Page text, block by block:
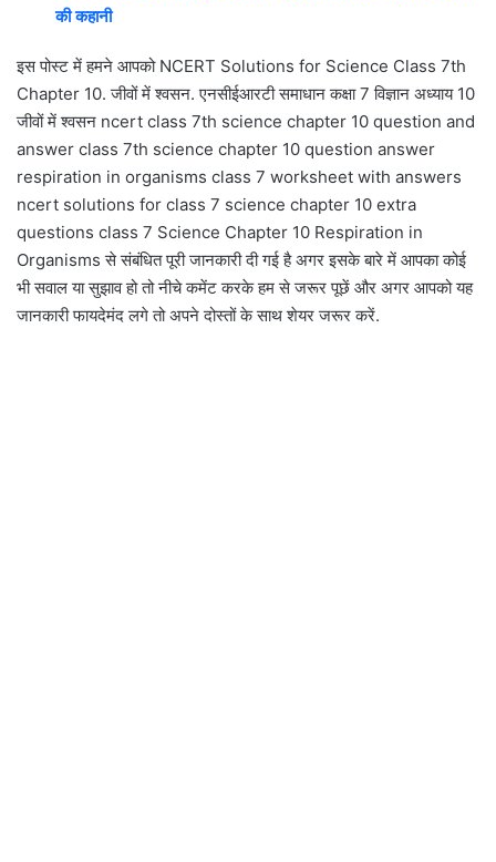
की कहानी
इस पोस्ट में हमने आपको NCERT Solutions for Science Class 7th
Chapter 10. जीवों में श्वसन. एनसीईआरटी समाधान कक्षा 7 विज्ञान अध्याय 10
जीवों में श्वसन ncert class 7th science chapter 10 question and
answer class 7th science chapter 10 question answer
respiration in organisms class 7 worksheet with answers
ncert solutions for class 7 science chapter 10 extra
questions class 7 Science Chapter 10 Respiration in
Organisms से संबंधित पूरी जानकारी दी गई है अगर इसके बारे में आपका कोई
भी सवाल या सुझाव हो तो नीचे कमेंट करके हम से जरूर पूछें और अगर आपको यह
जानकारी फायदेमंद लगे तो अपने दोस्तों के साथ शेयर जरूर करें.